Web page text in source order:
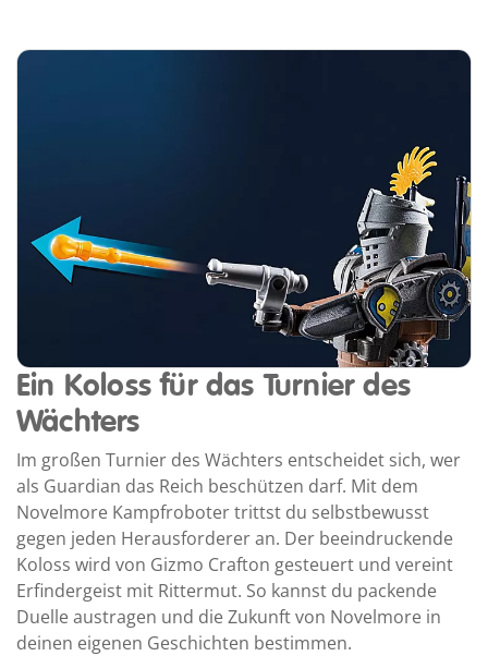
Ein Koloss für das Turnier des
Wächters
Im großen Turnier des Wächters entscheidet sich, wer
als Guardian das Reich beschützen darf. Mit dem
Novelmore Kampfroboter trittst du selbstbewusst
gegen jeden Herausforderer an. Der beeindruckende
Koloss wird von Gizmo Crafton gesteuert und vereint
Erfindergeist mit Rittermut. So kannst du packende
Duelle austragen und die Zukunft von Novelmore in
deinen eigenen Geschichten bestimmen.